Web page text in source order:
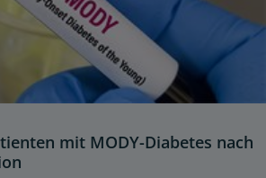
mit MODY-Diabetes nach